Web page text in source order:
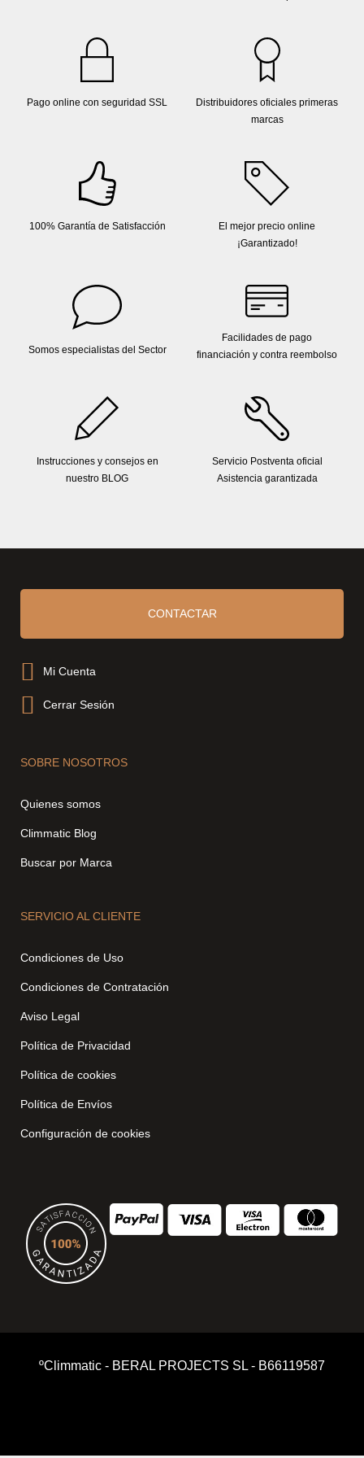
Pago online con seguridad SSL
Distribuidores oficiales primeras
marcas
100% Garantía de Satisfacción
El mejor precio online
¡Garantizado!
Somos especialistas del Sector
Facilidades de pago
financiación y contra reembolso
Instrucciones y consejos en
nuestro BLOG
Servicio Postventa oficial
Asistencia garantizada
CONTACTAR
Mi Cuenta
Cerrar Sesión
SOBRE NOSOTROS
Quienes somos
Climmatic Blog
Buscar por Marca
SERVICIO AL CLIENTE
Condiciones de Uso
Condiciones de Contratación
Aviso Legal
Política de Privacidad
Política de cookies
Política de Envíos
Configuración de cookies
ºClimmatic - BERAL PROJECTS SL - B66119587